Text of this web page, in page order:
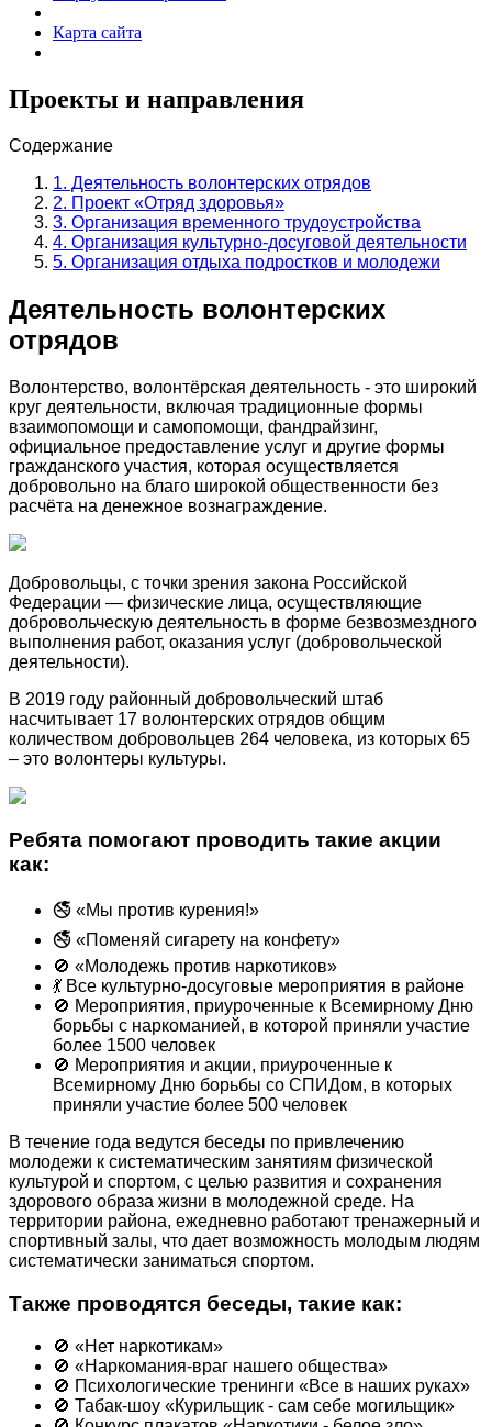
Карта сайта
Проекты и направления
Содержание
1. Деятельность волонтерских отрядов
2. Проект «Отряд здоровья»
3. Организация временного трудоустройства
4. Организация культурно-досуговой деятельности
5. Организация отдыха подростков и молодежи
Деятельность волонтерских
отрядов
Волонтерство, волонтёрская деятельность - это широкий
круг деятельности, включая традиционные формы
взаимопомощи и самопомощи, фандрайзинг,
официальное предоставление услуг и другие формы
гражданского участия, которая осуществляется
добровольно на благо широкой общественности без
расчёта на денежное вознаграждение.
Добровольцы, с точки зрения закона Российской
Федерации — физические лица, осуществляющие
добровольческую деятельность в форме безвозмездного
выполнения работ, оказания услуг (добровольческой
деятельности).
В 2019 году районный добровольческий штаб
насчитывает 17 волонтерских отрядов общим
количеством добровольцев 264 человека, из которых 65
– это волонтеры культуры.
Ребята помогают проводить такие акции
как:
🚭 «Мы против курения!»
🚭 «Поменяй сигарету на конфету»
🚫 «Молодежь против наркотиков»
💃 Все культурно-досуговые мероприятия в районе
🚫 Мероприятия, приуроченные к Всемирному Дню
борьбы с наркоманией, в которой приняли участие
более 1500 человек
🚫 Мероприятия и акции, приуроченные к
Всемирному Дню борьбы со СПИДом, в которых
приняли участие более 500 человек
В течение года ведутся беседы по привлечению
молодежи к систематическим занятиям физической
культурой и спортом, с целью развития и сохранения
здорового образа жизни в молодежной среде. На
территории района, ежедневно работают тренажерный и
спортивный залы, что дает возможность молодым людям
систематически заниматься спортом.
Также проводятся беседы, такие как:
🚫 «Нет наркотикам»
🚫 «Наркомания-враг нашего общества»
🚫 Психологические тренинги «Все в наших руках»
🚫 Табак-шоу «Курильщик - сам себе могильщик»